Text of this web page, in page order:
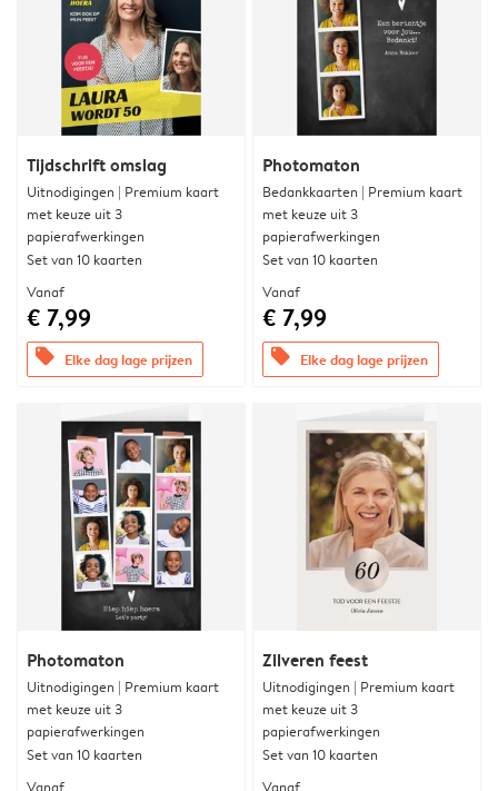
Tijdschrift omslag
Uitnodigingen | Premium kaart
met keuze uit 3
papierafwerkingen
Set van 10 kaarten
Vanaf
€ 7,99
offers Elke dag lage prijzen
Photomaton
Bedankkaarten | Premium kaart
met keuze uit 3
papierafwerkingen
Set van 10 kaarten
Vanaf
€ 7,99
offers Elke dag lage prijzen
Photomaton
Uitnodigingen | Premium kaart
met keuze uit 3
papierafwerkingen
Set van 10 kaarten
Vanaf
Zilveren feest
Uitnodigingen | Premium kaart
met keuze uit 3
papierafwerkingen
Set van 10 kaarten
Vanaf